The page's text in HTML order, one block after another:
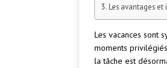
Les avantages
Les vacances sont
moments
la tâche est